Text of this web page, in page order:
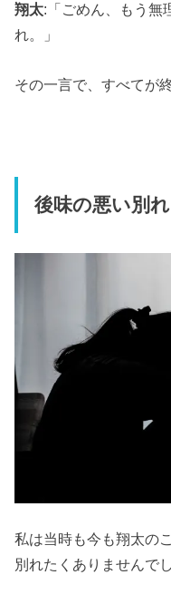
翔太:「ごめん、もう無
れ。」
その一言で、すべてが
後味の悪い別れ
私は当時も今も翔太の
別れたくありませんでし